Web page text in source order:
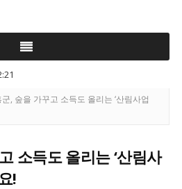
군, 숲을 가꾸고 소득도 올리는 ‘산림사업
소득도 올리는 ‘산림사
!